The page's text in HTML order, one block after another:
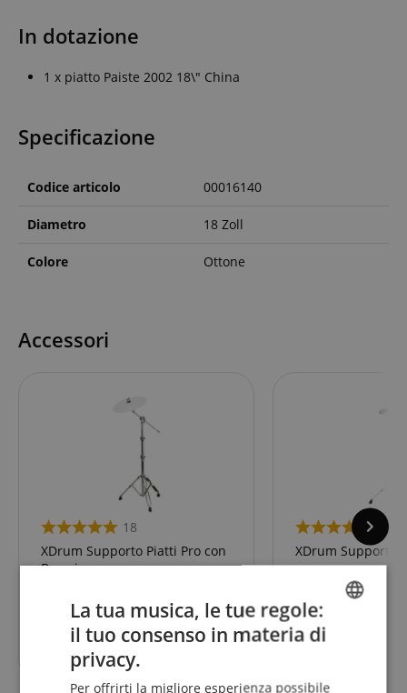
In dotazione
1 x piatto Paiste 2002 18\" China
Specificazione
Codice articolo 00016140
Diametro 18 Zoll
Colore Ottone
Accessori
18
XDrum Supporto Piatti Pro con
Braccio
51,00€
18
XDrum Supporto
ENGLISH
La tua musica, le tue regole:
il tuo consenso in materia di
privacy.
Per offrirti la migliore esperienza possibile